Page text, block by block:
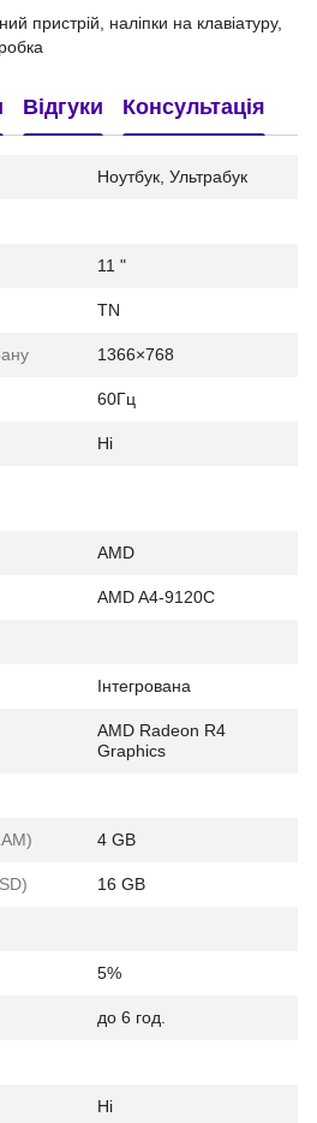
пристрій, наліпки на клавіатуру,
Відгуки Консультація
Ноутбук, Ультрабук
11 "
TN
1366×768
60Гц
Ні
AMD
AMD A4-9120C
Інтегрована
AMD Radeon R4
Graphics
4 GB
16 GB
5%
до 6 год.
Ні